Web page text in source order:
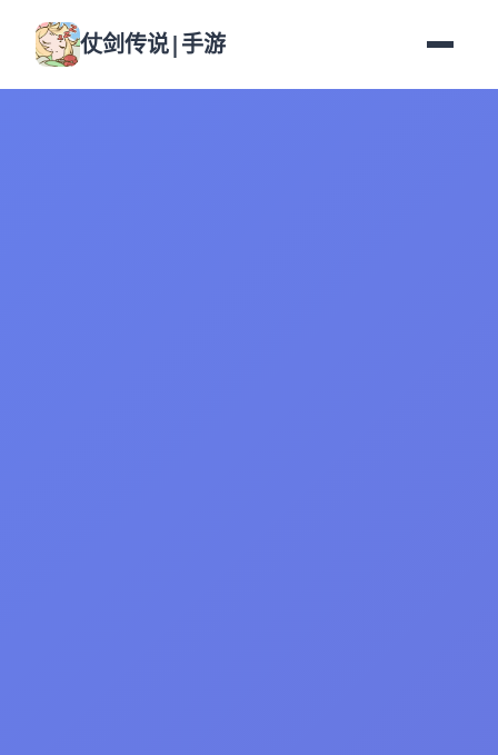
仗剑传说|手游